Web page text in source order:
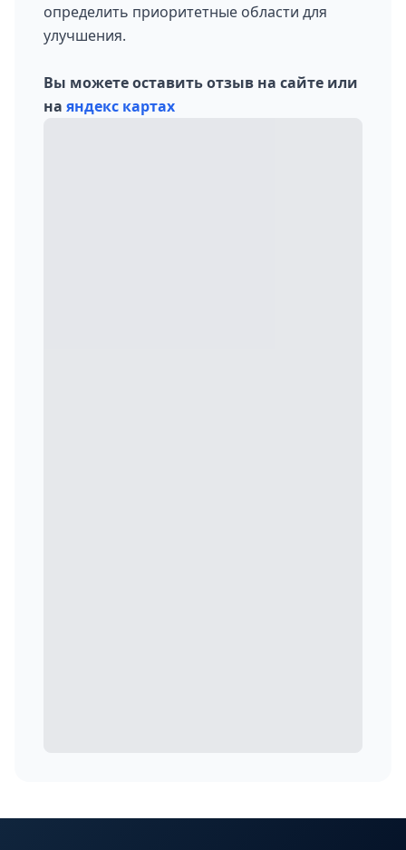
определить приоритетные области для
улучшения.
Вы можете оставить отзыв на сайте или
на яндекс картах